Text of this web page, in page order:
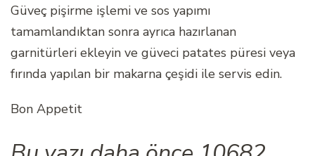
Güveç pişirme işlemi ve sos yapımı
tamamlandıktan sonra ayrıca hazırlanan
garnitürleri ekleyin ve güveci patates püresi veya
fırında yapılan bir makarna çeşidi ile servis edin.
Bon Appetit